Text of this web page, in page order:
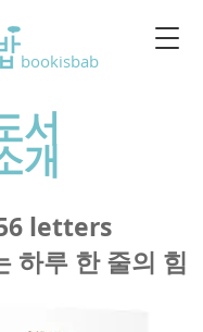
bookisbab
서
개
letters
하루 한 줄의 힘